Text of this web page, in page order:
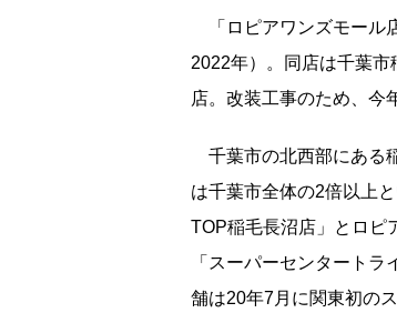
「ロピアワンズモール
2022年）。同店は千葉
店。改装工事のため、今
千葉市の北西部にある
は千葉市全体の2倍以上
TOP稲毛長沼店」とロピ
「スーパーセンタート
舗は20年7月に関東初の